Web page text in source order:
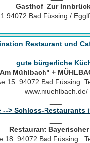
Gasthof Zur
94072 Bad Füssing /
Restaurant und
gute bürgerliche
Mühlbach" +
15 94072 Bad Füssing
www.muehlbach.de/
--> Schloss-Restaurants
Restaurant Bayerischer
18 94072 Bad Füssing